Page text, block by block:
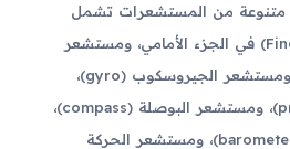
متنوعة من المستشعرات تشمل
مستشعر البصمة (Fingerprint) في الجزء الأمامي، ومستشعر
التسارع (accelerometer)، ومستشعر الجيروسكوب (gyro)،
ومستشعر القرب (proximity)، ومستشعر البوصلة (compass)،
ومستشعر الضغط الجوي (barometer)، ومستشعر الحركة